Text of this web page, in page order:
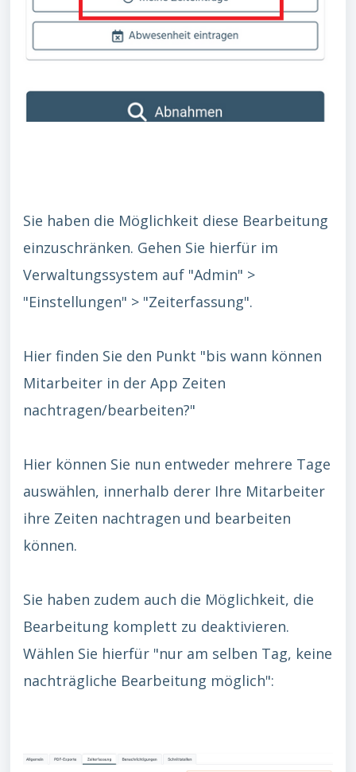
Sie haben die Möglichkeit diese Bearbeitung
einzuschränken. Gehen Sie hierfür im
Verwaltungssystem auf "Admin" >
"Einstellungen" > "Zeiterfassung".
Hier finden Sie den Punkt "bis wann können
Mitarbeiter in der App Zeiten
nachtragen/bearbeiten?"
Hier können Sie nun entweder mehrere Tage
auswählen, innerhalb derer Ihre Mitarbeiter
ihre Zeiten nachtragen und bearbeiten
können.
Sie haben zudem auch die Möglichkeit, die
Bearbeitung komplett zu deaktivieren.
Wählen Sie hierfür "nur am selben Tag, keine
nachträgliche Bearbeitung möglich":